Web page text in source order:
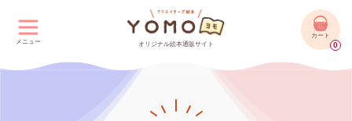
メニュー オリジナル絵本通販サイト
カート
0